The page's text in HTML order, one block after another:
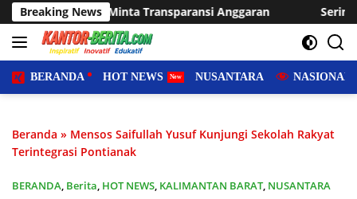
Langsung
ke
konten
Breaking News
Anggaran Sering Dilanda Genangan, Desa
BERANDA HOT NEWS NUSANTARA NASIONAL
Beranda » Mensos Saifullah Yusuf Kunjungi Sekolah Rakyat
Terintegrasi Pontianak
BERANDA, Berita, HOT NEWS, KALIMANTAN BARAT, NUSANTARA